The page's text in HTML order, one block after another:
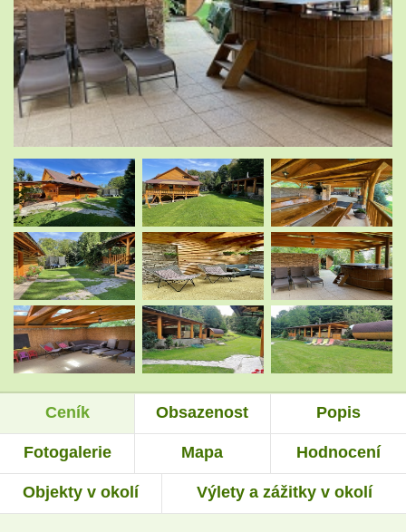
Ceník Obsazenost Popis
Fotogalerie Mapa Hodnocení
Objekty v okolí Výlety a zážitky v okolí